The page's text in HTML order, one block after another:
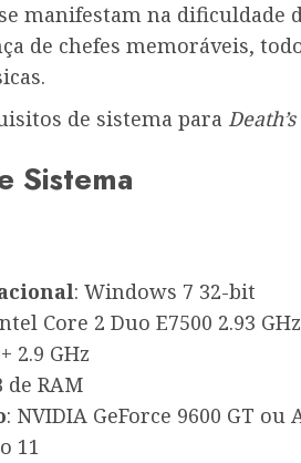
manifestam na dificuldade
de chefes memoráveis,
de sistema para
Sistema
: Windows 7 32-bit
Core 2 Duo E7500 2.93
2.9 GHz
de RAM
: NVIDIA GeForce 9600 GT ou
11